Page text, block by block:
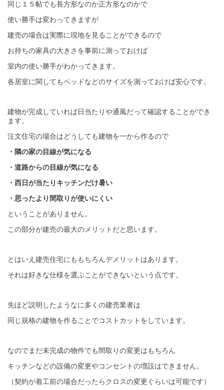
同じ１５帖でも長方形なのか正方形なのかで
使い勝手は変わってきますが
建売の場合は実際に現地を見ることができるので
お持ちの家具の大きさを事前に測っておけば
室内の使い勝手がわかってきます。
各居室に関してもベッドなどのサイズを測っておけば安心です。
建物が完成していれば日当たりや通風だって確認することができ
ます。
注文住宅の場合はどうしても建物を一から作るので
・隣の家の目線が気になる
・道路からの目線が気になる
・西日が当たりキッチンだけ暑い
・思ったより間取りが使いにくい
ということがありません。
この部分が建売の最大のメリットだと思います。
とはいえ建売住宅にももちろんデメリットはあります。
それは好きな仕様を選ぶことができないという点です。
先ほど説明したようなに多くの建売業者は
同じ規格の建物を作ることでコストカットをしています。
なのでまだ未完成の物件でも間取りの変更はもちろん
キッチンなどの設備の変更やコンセントの増設はできません。
（契約が着工前の場合だったらクロスの変更ぐらいは可能です）